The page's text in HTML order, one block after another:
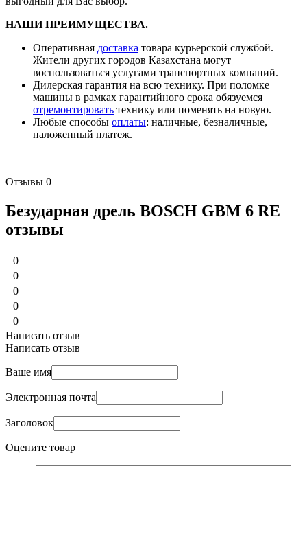
НАШИ ПРЕИМУЩЕСТВА.
Оперативная доставка товара курьерской службой.
Жители других городов Казахстана могут
воспользоваться услугами транспортных компаний.
Дилерская гарантия на всю технику. При поломке
машины в рамках гарантийного срока обязуемся
отремонтировать технику или поменять на новую.
Любые способы оплаты: наличные, безналичные,
наложенный платеж.
Отзывы 0
Безударная дрель BOSCH GBM 6 RE
отзывы
0
0
0
0
0
Написать отзыв
Написать отзыв
Ваше имя
Электронная почта
Заголовок
Оцените товар